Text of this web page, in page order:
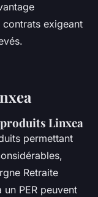
exigeant
Linxea
permettant
Retraite
un PER peuvent